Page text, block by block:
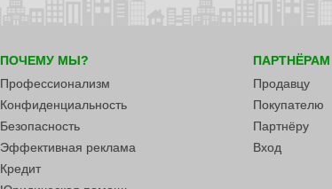
ПОЧЕМУ МЫ?
Профессионализм
Конфиденциальность
Безопасность
Эффективная реклама
Кредит
ПАРТНЁРАМ
Продавцу
Покупателю
Партнёру
Вход